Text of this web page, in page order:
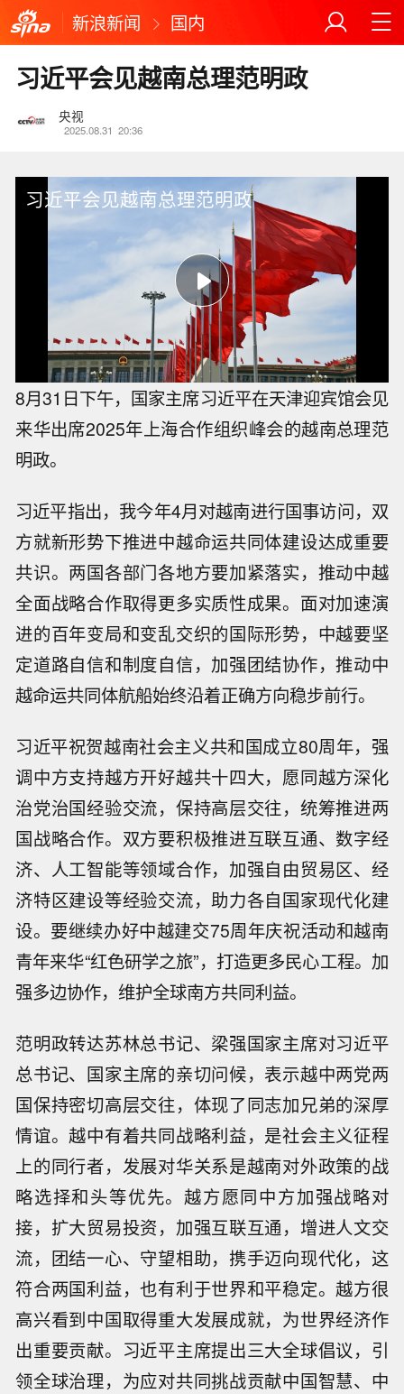
新浪新闻 国内
习近平会见越南总理范明政
央视
2025.08.31 20:36
习近平会见越南总理范明政
8月31日下午，国家主席习近平在天津迎宾馆会见
来华出席2025年上海合作组织峰会的越南总理范
明政。
习近平指出，我今年4月对越南进行国事访问，双
方就新形势下推进中越命运共同体建设达成重要
共识。两国各部门各地方要加紧落实，推动中越
全面战略合作取得更多实质性成果。面对加速演
进的百年变局和变乱交织的国际形势，中越要坚
定道路自信和制度自信，加强团结协作，推动中
越命运共同体航船始终沿着正确方向稳步前行。
习近平祝贺越南社会主义共和国成立80周年，强
调中方支持越方开好越共十四大，愿同越方深化
治党治国经验交流，保持高层交往，统筹推进两
国战略合作。双方要积极推进互联互通、数字经
济、人工智能等领域合作，加强自由贸易区、经
济特区建设等经验交流，助力各自国家现代化建
设。要继续办好中越建交75周年庆祝活动和越南
青年来华“红色研学之旅”，打造更多民心工程。加
强多边协作，维护全球南方共同利益。
范明政转达苏林总书记、梁强国家主席对习近平
总书记、国家主席的亲切问候，表示越中两党两
国保持密切高层交往，体现了同志加兄弟的深厚
情谊。越中有着共同战略利益，是社会主义征程
上的同行者，发展对华关系是越南对外政策的战
略选择和头等优先。越方愿同中方加强战略对
接，扩大贸易投资，加强互联互通，增进人文交
流，团结一心、守望相助，携手迈向现代化，这
符合两国利益，也有利于世界和平稳定。越方很
高兴看到中国取得重大发展成就，为世界经济作
出重要贡献。习近平主席提出三大全球倡议，引
领全球治理，为应对共同挑战贡献中国智慧、中